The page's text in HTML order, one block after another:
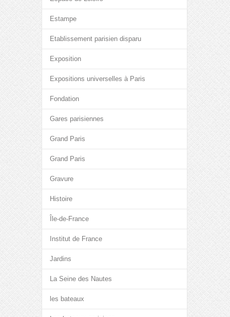
Estampe
Etablissement parisien disparu
Exposition
Expositions universelles à Paris
Fondation
Gares parisiennes
Grand Paris
Grand Paris
Gravure
Histoire
Île-de-France
Institut de France
Jardins
La Seine des Nautes
les bateaux